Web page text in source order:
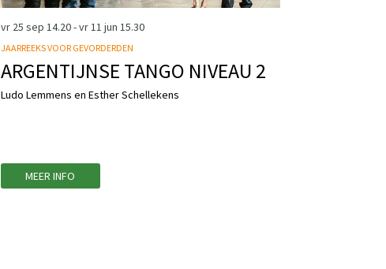
ARGENTIJNSE TANGO NIVEAU 2
Ludo Lemmens en Esther Schellekens
JAARREEKS VOOR GEVORDERDEN
vr 25 sep 14.20-vr 11 jun 15.30
MEER INFO